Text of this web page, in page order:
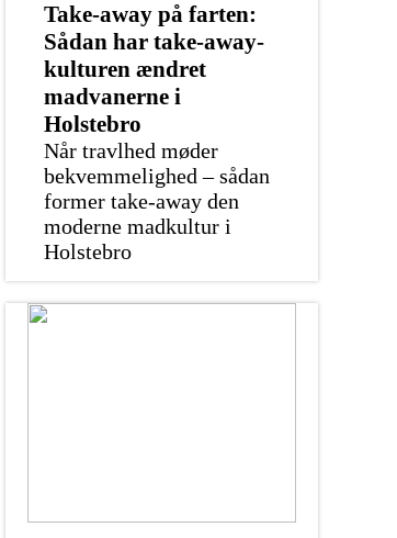
Take-away på farten:
Sådan har take-away-
kulturen ændret
madvanerne i
Holstebro
Når travlhed møder
bekvemmelighed – sådan
former take-away den
moderne madkultur i
Holstebro